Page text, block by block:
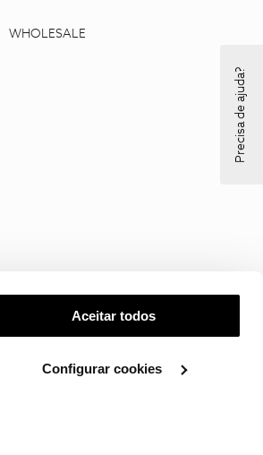
Aceitar todos
Configurar cookies
WHOLESALE
Precisa de ajuda?